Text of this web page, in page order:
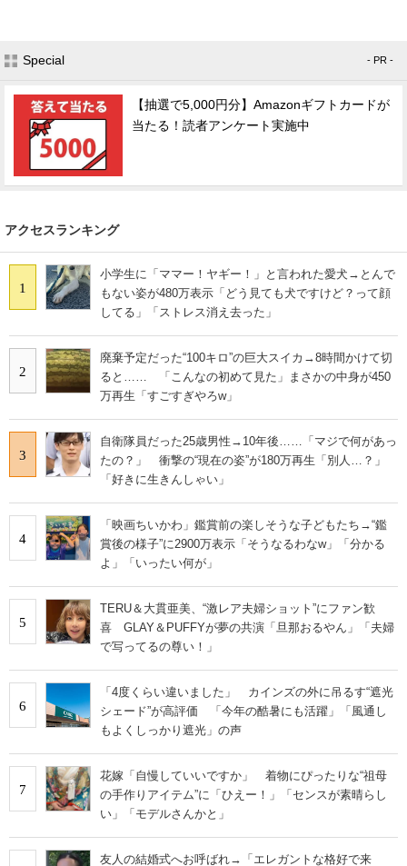
Special - PR -
【抽選で5,000円分】Amazonギフトカードが
当たる！読者アンケート実施中
アクセスランキング
1
小学生に「ママー！ヤギー！」と言われた愛犬→とんで
もない姿が480万表示「どう見ても犬ですけど？って顔
してる」「ストレス消え去った」
2
廃棄予定だった“100キロ”の巨大スイカ→8時間かけて切
ると…… 「こんなの初めて見た」まさかの中身が450
万再生「すごすぎやろw」
3
自衛隊員だった25歳男性→10年後……「マジで何があっ
たの？」 衝撃の“現在の姿”が180万再生「別人…？」
「好きに生きんしゃい」
4
「映画ちいかわ」鑑賞前の楽しそうな子どもたち→“鑑
賞後の様子”に2900万表示「そうなるわなw」「分かる
よ」「いったい何が」
5
TERU＆大貫亜美、“激レア夫婦ショット”にファン歓
喜 GLAY＆PUFFYが夢の共演「旦那おるやん」「夫婦
で写ってるの尊い！」
6
「4度くらい違いました」 カインズの外に吊るす“遮光
シェード”が高評価 「今年の酷暑にも活躍」「風通し
もよくしっかり遮光」の声
7
花嫁「自慢していいですか」 着物にぴったりな“祖母
の手作りアイテム”に「ひえー！」「センスが素晴らし
い」「モデルさんかと」
友人の結婚式へお呼ばれ→「エレガントな格好で来